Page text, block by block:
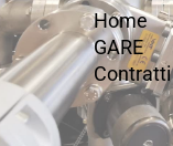
Home
GARE